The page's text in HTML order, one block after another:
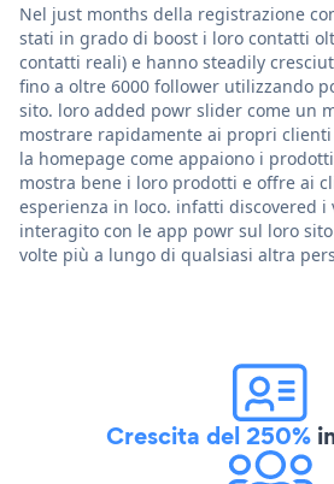
Nel just months della registrazione
stati in grado di boost i loro contatti
contatti reali) e hanno steadily
fino a oltre 6000 follower utilizzando
sito. loro added powr slider come un
mostrare rapidamente ai propri
la homepage come appaiono i
mostra bene i loro prodotti e offre ai
esperienza in loco. infatti discovered
interagito con le app powr sul loro
volte più a lungo di qualsiasi altra
Crescita del 250%